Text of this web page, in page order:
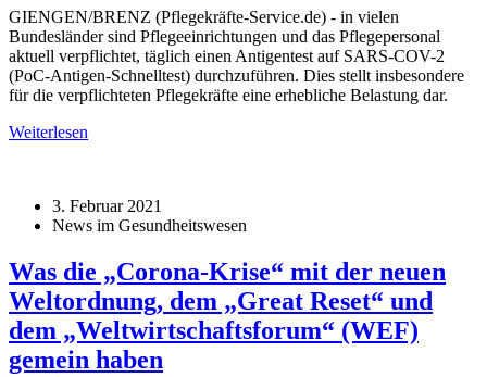
GIENGEN/BRENZ (Pflegekräfte-Service.de) - in vielen
Bundesländer sind Pflegeeinrichtungen und das Pflegepersonal
aktuell verpflichtet, täglich einen Antigentest auf SARS-COV-2
(PoC-Antigen-Schnelltest) durchzuführen. Dies stellt insbesondere
für die verpflichteten Pflegekräfte eine erhebliche Belastung dar.
Weiterlesen
3. Februar 2021
News im Gesundheitswesen
Was die „Corona-Krise“ mit der neuen
Weltordnung, dem „Great Reset“ und
dem „Weltwirtschaftsforum“ (WEF)
gemein haben